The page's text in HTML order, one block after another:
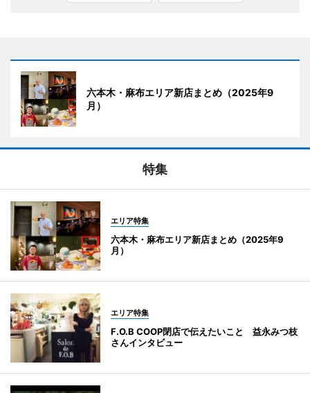
六本木・麻布エリア新店まとめ（2025年9
月）
特集
エリア特集
六本木・麻布エリア新店まとめ（2025年9
月）
エリア特集
F.O.B COOP閉店で伝えたいこと 益永みつ枝
さんインタビュー